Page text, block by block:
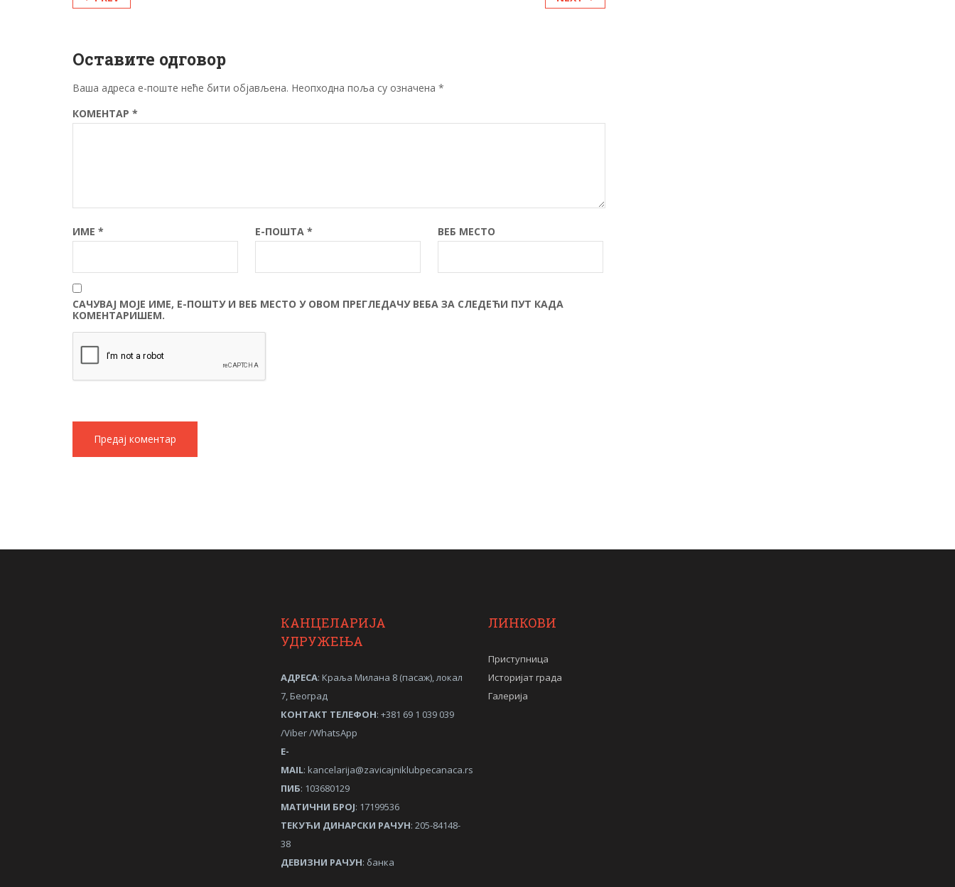
Оставите одговор
Ваша адреса е-поште неће бити објављена. Неопходна поља су означена *
КОМЕНТАР *
ИМЕ * Е-ПОШТА * ВЕБ МЕСТО
САЧУВАЈ МОЈЕ ИМЕ, Е-ПОШТУ И ВЕБ МЕСТО У ОВОМ ПРЕГЛЕДАЧУ ВЕБА ЗА СЛЕДЕЋИ ПУТ КАДА
КОМЕНТАРИШЕМ.
КАНЦЕЛАРИЈА
УДРУЖЕЊА
АДРЕСА: Краља Милана 8 (пасаж), локал
7, Београд
КОНТАКТ ТЕЛЕФОН: +381 69 1 039 039
/Viber /WhatsApp
Е-
MAIL: kancelarija@zavicajniklubpecanaca.rs
ПИБ: 103680129
МАТИЧНИ БРОЈ: 17199536
ТЕКУЋИ ДИНАРСКИ РАЧУН: 205-84148-
38
ДЕВИЗНИ РАЧУН: банка
ЛИНКОВИ
Приступница
Историјат града
Галерија